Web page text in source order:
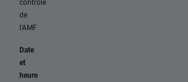
de
l'AMF
Date
et
heure